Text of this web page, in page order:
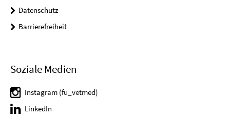
Datenschutz
Barrierefreiheit
Soziale Medien
Instagram (fu_vetmed)
LinkedIn